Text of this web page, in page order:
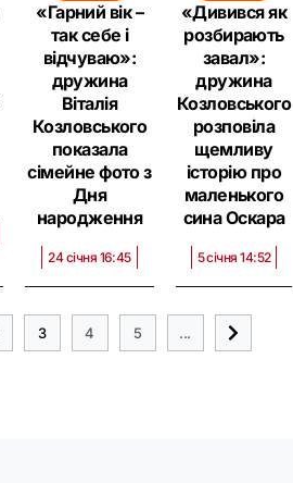
«Гарний вік –
так себе і
відчуваю»:
дружина
Віталія
Козловського
показала
сімейне фото з
Дня
народження
24 січня 16:45
«Дивився як
розбирають
завал»:
дружина
Козловського
розповіла
щемливу
історію про
маленького
сина Оскара
5 січня 14:52
3 4 5 ...